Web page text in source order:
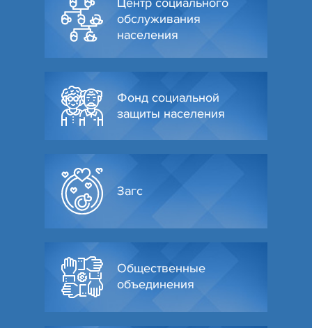
обслуживания
населения
Фонд социальной
защиты населения
Загс
Общественные
объединения